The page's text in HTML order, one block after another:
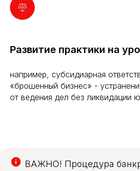
Развитие практики на
например, субсидиарная
«брошенный бизнес» -
от ведения дел без ликвидации
ВАЖНО! Процедура